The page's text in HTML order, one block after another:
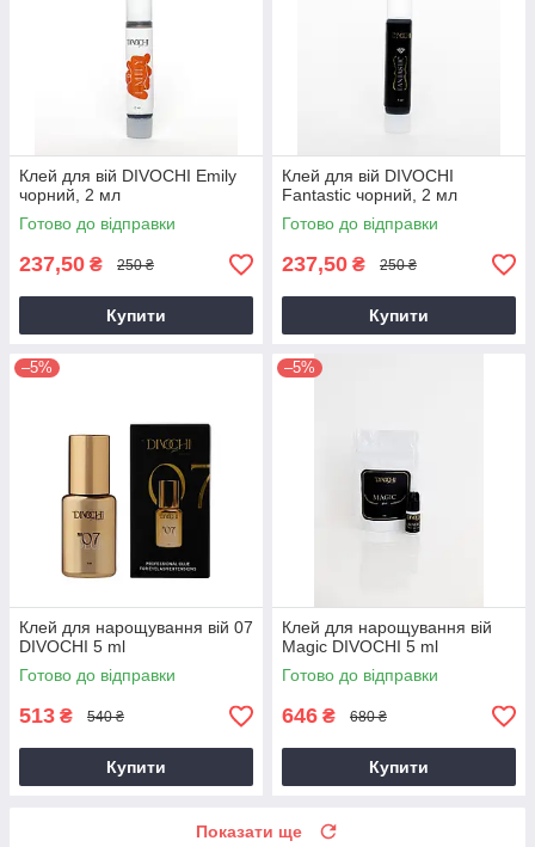
Клей для вій DIVOCHI Emily
чорний, 2 мл
Готово до відправки
237,50 ₴ 250 ₴
Купити
Клей для вій DIVOCHI
Fantastic чорний, 2 мл
Готово до відправки
237,50 ₴ 250 ₴
Купити
–5%
Клей для нарощування вій 07
DIVOCHI 5 ml
Готово до відправки
513 ₴ 540 ₴
Купити
–5%
Клей для нарощування вій
Magic DIVOCHI 5 ml
Готово до відправки
646 ₴ 680 ₴
Купити
Показати ще